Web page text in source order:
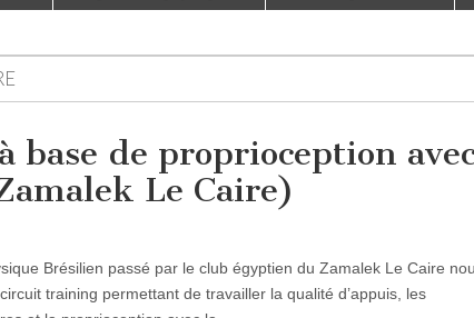
base de proprioception
Le Caire)
Brésilien passé par le club égyptien du Zamalek Le Caire
training permettant de travailler la qualité d’appuis, les